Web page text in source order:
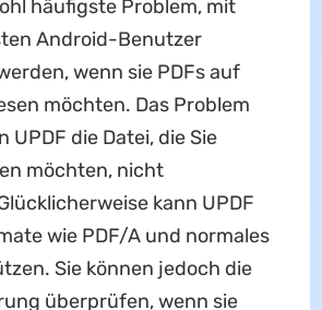
häufigste Problem, mit
Android-Benutzer
wenn sie PDFs auf
möchten. Das Problem
UPDF die Datei, die Sie
möchten, nicht
kann UPDF
wie PDF/A und normales
Sie können jedoch die
überprüfen, wenn sie